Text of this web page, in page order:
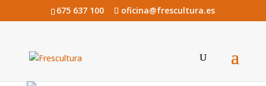
675 637 100 oficina@frescultura.es